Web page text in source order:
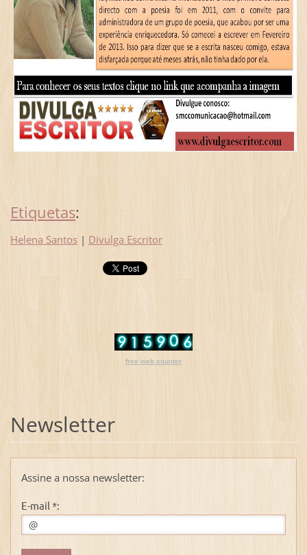
Etiquetas:
Helena Santos | Divulga Escritor
free web counter
Newsletter
Assine a nossa newsletter:
E-mail *: